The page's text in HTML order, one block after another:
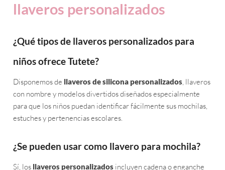
llaveros personalizados
¿Qué tipos de llaveros personalizados para
niños ofrece Tutete?
Disponemos de llaveros de silicona personalizados, llaveros
con nombre y modelos divertidos diseñados especialmente
para que los niños puedan identificar fácilmente sus mochilas,
estuches y pertenencias escolares.
¿Se pueden usar como llavero para mochila?
Sí, los llaveros personalizados incluyen cadena o enganche